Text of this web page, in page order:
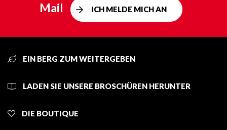
Mail
ICH MELDE MICH AN
EIN BERG ZUM WEITERGEBEN
LADEN SIE UNSERE BROSCHÜREN HERUNTER
DIE BOUTIQUE